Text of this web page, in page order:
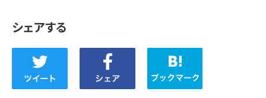
シェアする